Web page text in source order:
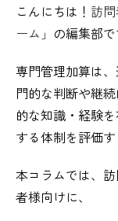
こんにちは！ 訪
ーム」 の編集部で
専門管理加算は
門的な判断や継
的な知識・経験
する体制を評価す
本コラムでは、
者様向けに、